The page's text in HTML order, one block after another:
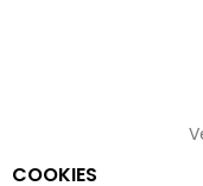
COOKIES